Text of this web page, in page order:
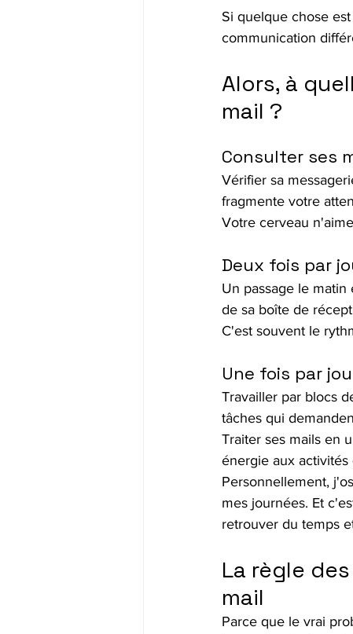
Si quelque chose
communication
Alors, à
mail ?
Consulter ses
Vérifier sa
fragmente votre
Votre cerveau
Deux fois par
Un passage le
de sa boîte de
C'est souvent le
Une fois par
Travailler par blocs
tâches qui
Traiter ses mails en
énergie aux
Personnellement,
mes journées. Et
retrouver du temps
La règle
mail
Parce que le vrai